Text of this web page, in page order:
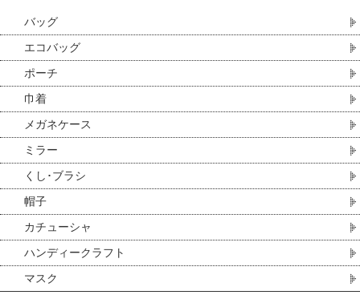
バッグ
エコバッグ
ポーチ
巾着
メガネケース
ミラー
くし･ブラシ
帽子
カチューシャ
ハンディークラフト
マスク